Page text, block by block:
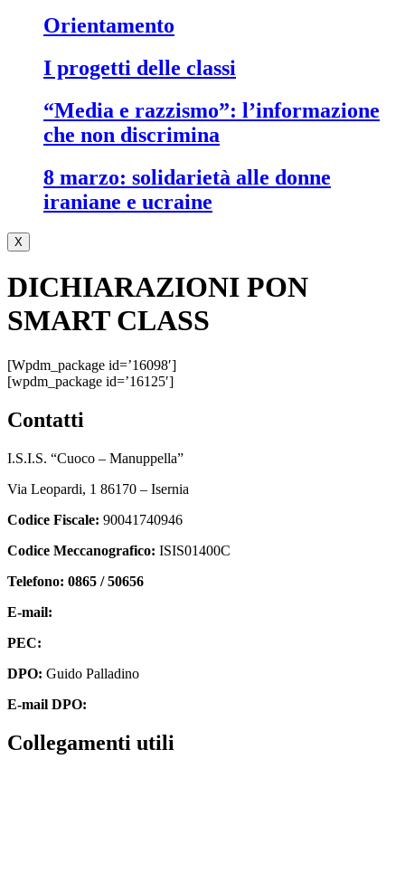
orientamento
i progetti delle classi
“media e razzismo”: l’informazione
che non discrimina
8 marzo: solidarietà alle donne
iraniane e ucraine
X
DICHIARAZIONI PON
SMART CLASS
[wpdm_package id=’16098′]
[wpdm_package id=’16125′]
contatti
I.S.I.S. “Cuoco – Manuppella”
Via Leopardi, 1 86170 – Isernia
Codice Fiscale: 90041740946
Codice Meccanografico: ISIS01400C
Telefono: 0865 / 50656
E-mail:
PEC:
DPO: Guido Palladino
E-mail DPO:
collegamenti utili